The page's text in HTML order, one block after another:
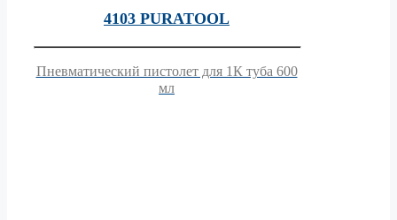
4103 PURATOOL
Пневматический пистолет для 1К туба 600
мл